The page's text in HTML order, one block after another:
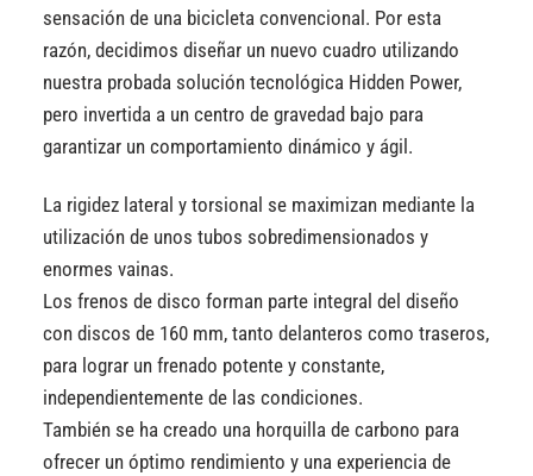
sensación de una bicicleta convencional. Por esta
razón, decidimos diseñar un nuevo cuadro utilizando
nuestra probada solución tecnológica Hidden Power,
pero invertida a un centro de gravedad bajo para
garantizar un comportamiento dinámico y ágil.
La rigidez lateral y torsional se maximizan mediante la
utilización de unos tubos sobredimensionados y
enormes vainas.
Los frenos de disco forman parte integral del diseño
con discos de 160 mm, tanto delanteros como traseros,
para lograr un frenado potente y constante,
independientemente de las condiciones.
También se ha creado una horquilla de carbono para
ofrecer un óptimo rendimiento y una experiencia de